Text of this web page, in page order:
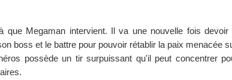
que Megaman intervient. Il va une nouvelle fois
boss et le battre pour pouvoir rétablir la paix menacée
possède un tir surpuissant qu'il peut concentrer